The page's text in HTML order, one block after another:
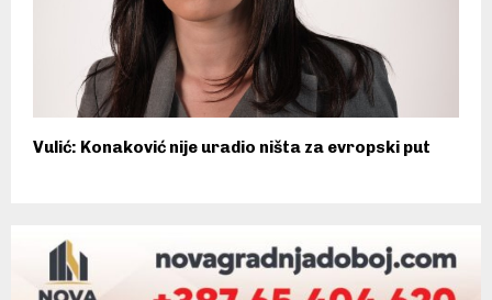
Vulić: Konaković nije uradio ništa za evropski put